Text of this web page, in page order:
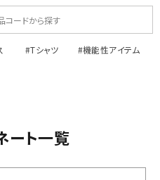
#Tシャツ #機能性アイテム
ート一覧